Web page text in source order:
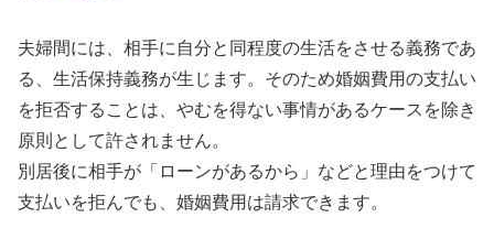
夫婦間には、相手に自分と同程度の生活をさせる義務であ
る、生活保持義務が生じます。そのため婚姻費用の支払い
を拒否することは、やむを得ない事情があるケースを除き
原則として許されません。
別居後に相手が「ローンがあるから」などと理由をつけて
支払いを拒んでも、婚姻費用は請求できます。